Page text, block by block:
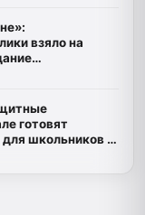
взяло на
готовят
школьников к